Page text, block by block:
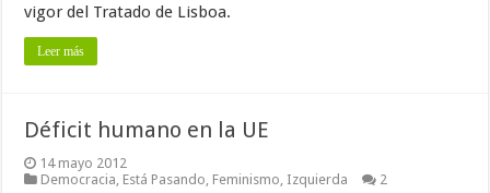
vigor del Tratado de Lisboa.
Leer más
Déficit humano en la UE
14 mayo 2012
Democracia, Está Pasando, Feminismo, Izquierda 2